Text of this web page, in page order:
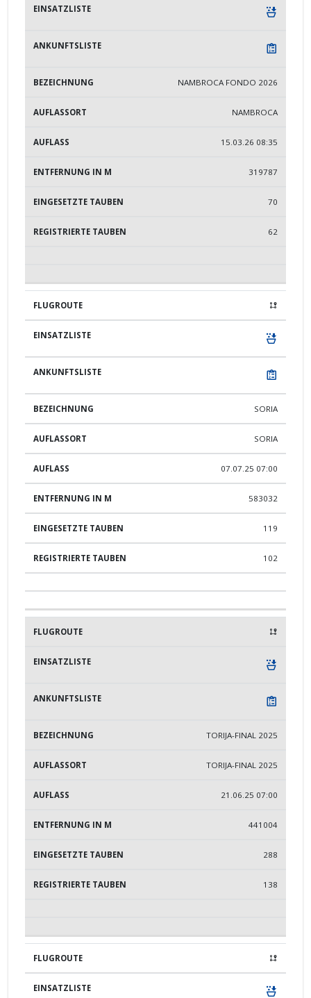
NAMBROCA FONDO 2026
NAMBROCA
15.03.26 08:35
319787
70
62
SORIA
SORIA
07.07.25 07:00
583032
119
102
TORIJA-FINAL 2025
TORIJA-FINAL 2025
21.06.25 07:00
441004
288
138